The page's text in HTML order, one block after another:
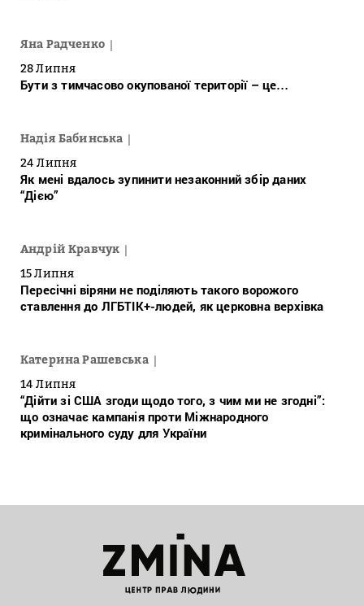
Яна Радченко
28 Липня
Бути з тимчасово окупованої території – це…
Надія Бабинська
24 Липня
Як мені вдалось зупинити незаконний збір даних
“Дією”
Андрій Кравчук
15 Липня
Пересічні віряни не поділяють такого ворожого
ставлення до ЛГБТІК+-людей, як церковна верхівка
Катерина Рашевська
14 Липня
“Дійти зі США згоди щодо того, з чим ми не згодні”:
що означає кампанія проти Міжнародного
кримінального суду для України